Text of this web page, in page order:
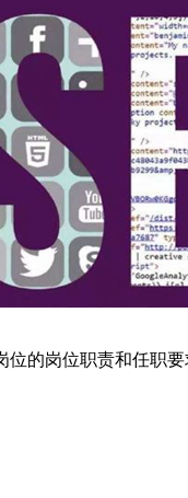
的岗位职责和任职要